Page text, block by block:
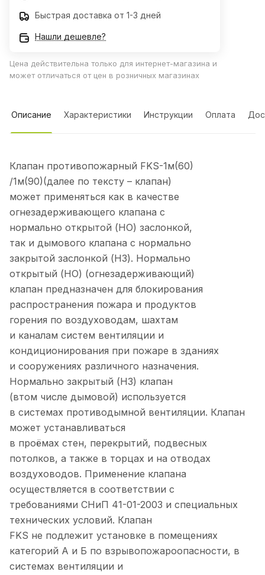
Быстрая доставка от 1-3 дней
Нашли дешевле?
Цена действительна только для интернет-магазина и
может отличаться от цен в розничных магазинах
Описание Характеристики Инструкции Оплата
Клапан противопожарный FKS-1м(60)
/1м(90)(далее по тексту – клапан)
может применяться как в качестве
огнезадерживающего клапана с
нормально открытой (НО) заслонкой,
так и дымового клапана с нормально
закрытой заслонкой (НЗ). Нормально
открытый (НО) (огнезадерживающий)
клапан предназначен для блокирования
распространения пожара и продуктов
горения по воздуховодам, шахтам
и каналам систем вентиляции и
кондиционирования при пожаре в зданиях
и сооружениях различного назначения.
Нормально закрытый (НЗ) клапан
(втом числе дымовой) используется
в системах противодымной вентиляции. Клапан
может устанавливаться
в проёмах стен, перекрытий, подвесных
потолков, а также в торцах и на отводах
воздуховодов. Применение клапана
осуществляется в соответствии с
требованиями СНиП 41-01-2003 и специальных
технических условий. Клапан
FKS не подлежит установке в помещениях
категорий А и Б по взрывопожароопасности, в
системах вентиляции и